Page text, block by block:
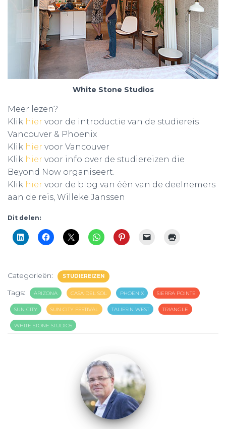
White Stone Studios
Meer lezen?
Klik hier voor de introductie van de studiereis
Vancouver & Phoenix
Klik hier voor Vancouver
Klik hier voor info over de studiereizen die
Beyond Now organiseert.
Klik hier voor de blog van één van de deelnemers
aan de reis, Willeke Janssen
Dit delen:
Categorieën: STUDIEREIZEN
Tags: ARIZONA CASA DEL SOL PHOENIX SIERRA POINTE
SUN CITY SUN CITY FESTIVAL TALIESIN WEST TRIANGLE
WHITE STONE STUDIOS